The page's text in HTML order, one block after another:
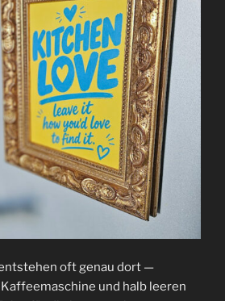
oft genau dort —
und halb leeren